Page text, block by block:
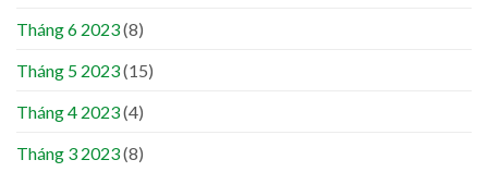
Tháng 6 2023(8)
Tháng 5 2023(15)
Tháng 4 2023(4)
Tháng 3 2023(8)